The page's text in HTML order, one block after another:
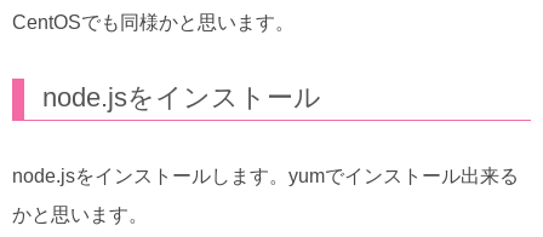
CentOSでも同様かと思います。
node.jsをインストール
node.jsをインストールします。yumでインストール出来る
かと思います。